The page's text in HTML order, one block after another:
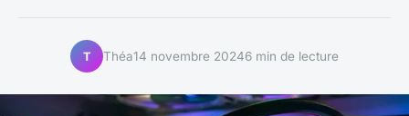
T Théa14 novembre 20246 min de lecture